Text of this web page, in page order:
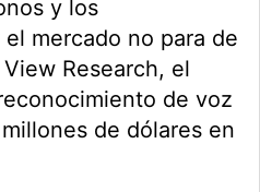
y los
mercado no para de
Research, el
de voz
de dólares en